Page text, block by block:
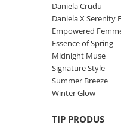
Colectia Diamond
Winter GlowDaniela Crudu
Daniela X Serenity
Empowered
Essence of Spring
Midnight Muse
Signature Style
Summer Breeze
Winter Glow
TIP PRODUS